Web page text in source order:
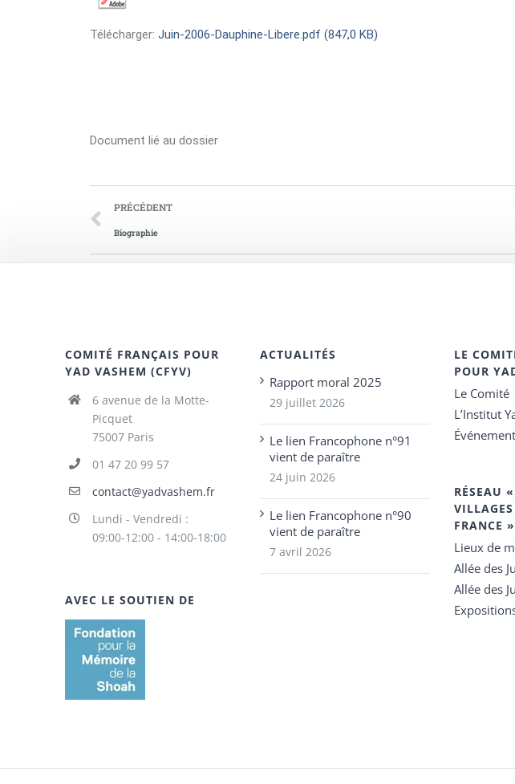
Télécharger: Juin-2006-Dauphine-Libere.pdf (847,0 KB)
Document lié au dossier
PRÉCÉDENT
Biographie
COMITÉ FRANÇAIS POUR
YAD VASHEM (CFYV)
6 avenue de la Motte-
Picquet
75007 Paris
01 47 20 99 57
contact@yadvashem.fr
Lundi - Vendredi :
09:00-12:00 - 14:00-18:00
AVEC LE SOUTIEN DE
ACTUALITÉS
Rapport moral 2025
29 juillet 2026
Le lien Francophone n°91
vient de paraître
24 juin 2026
Le lien Francophone n°90
vient de paraître
7 avril 2026
LE
POUR
Le Comité
L’Institut
RÉSEAU
VILLAGES
FRANCE »
Lieux de
Allée des
Allée des